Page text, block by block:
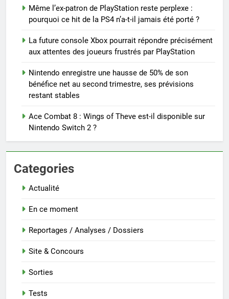
Même l’ex-patron de PlayStation reste perplexe :
pourquoi ce hit de la PS4 n’a-t-il jamais été porté ?
La future console Xbox pourrait répondre précisément
aux attentes des joueurs frustrés par PlayStation
Nintendo enregistre une hausse de 50% de son
bénéfice net au second trimestre, ses prévisions
restant stables
Ace Combat 8 : Wings of Theve est-il disponible sur
Nintendo Switch 2 ?
Categories
Actualité
En ce moment
Reportages / Analyses / Dossiers
Site & Concours
Sorties
Tests